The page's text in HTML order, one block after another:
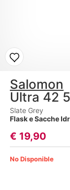
Salomon
Ultra 42
Slate Grey
Flask e Sacche
€ 19,90
No Disponible